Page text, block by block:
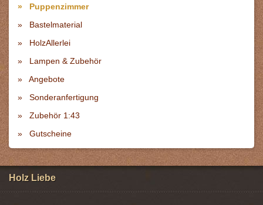
Puppenzimmer
Bastelmaterial
HolzAllerlei
Lampen & Zubehör
Angebote
Sonderanfertigung
Zubehör 1:43
Gutscheine
Holz Liebe